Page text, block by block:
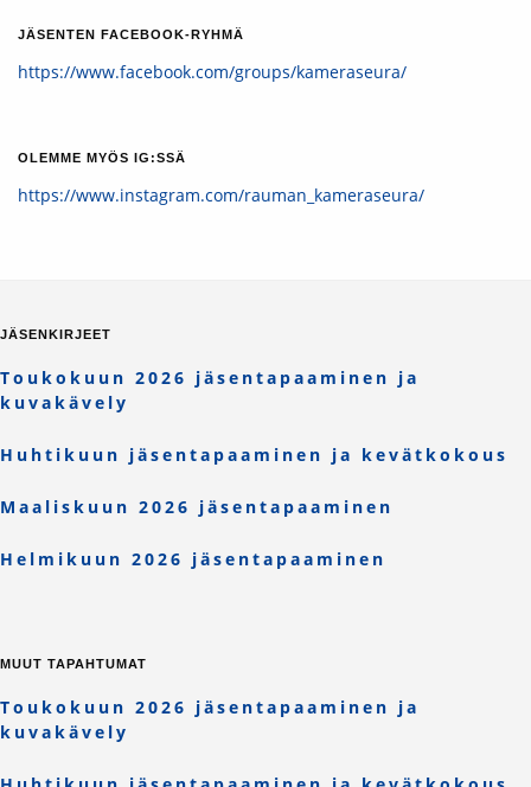
JÄSENTEN FACEBOOK-RYHMÄ
https://www.facebook.com/groups/kameraseura/
OLEMME MYÖS IG:SSÄ
https://www.instagram.com/rauman_kameraseura/
JÄSENKIRJEET
Toukokuun 2026 jäsentapaaminen ja
kuvakävely
Huhtikuun jäsentapaaminen ja kevätkokous
Maaliskuun 2026 jäsentapaaminen
Helmikuun 2026 jäsentapaaminen
MUUT TAPAHTUMAT
Toukokuun 2026 jäsentapaaminen ja
kuvakävely